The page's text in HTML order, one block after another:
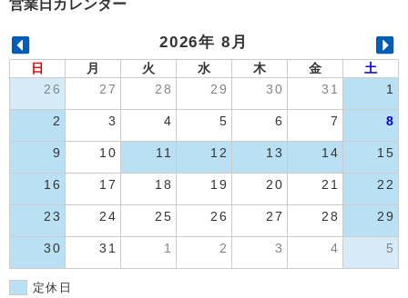
営業日カレンダー
2026年 8月
日 月 火 水 木 金
土
26
27 28 29 30 31 1
2 3 4 5 6 7 8
9 10 11 12 13 14 15
16 17 18 19 20 21 22
23 24 25 26 27 28 29
30 31 1 2 3 4 5
定休日